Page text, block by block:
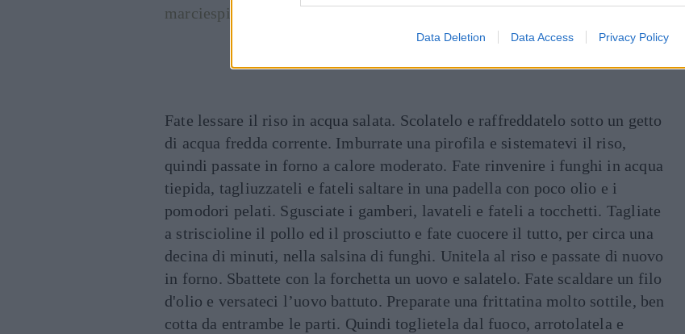
Data Deletion Data Access Privacy Policy
marciespics
Fate lessare il riso in acqua salata. Scolatelo e raffreddatelo sotto un getto
di acqua fredda corrente. Imburrate una pirofila e sistematevi il riso,
quindi passate in forno a calore moderato. Fate rinvenire i funghi in acqua
tiepida, tagliuzzateli e fateli saltare in una padella con poco olio e i
pomodori pelati. Sgusciate i gamberi, lavateli e fateli a tocchetti. Tagliate
a striscioline il pollo ed il prosciutto e fate cuocere il tutto, per circa una
decina di minuti, nella salsina di funghi. Unitela al riso e passate di nuovo
in forno. Sbattete con la forchetta un uovo e salatelo. Fate scaldare un filo
d'olio e versateci l’uovo battuto. Preparate una frittatina molto sottile, ben
cotta da entrambe le parti. Quindi toglietela dal fuoco, arrotolatela e